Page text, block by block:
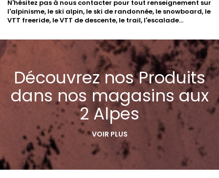
N'hésitez pas à nous contacter pour tout renseignement sur
l'alpinisme, le ski alpin, le ski de randonnée, le snowboard, le
VTT freeride, le VTT de descente, le trail, l'escalade...
Découvrez nos Produits
dans nos magasins aux
2 Alpes
VOIR PLUS